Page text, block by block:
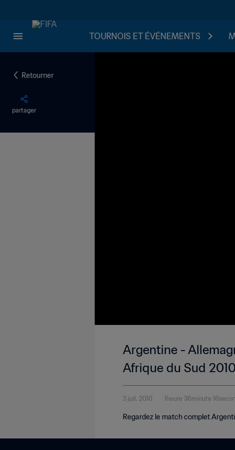
TOURNOIS ET ÉVÉNEMENTS
Retourner
partager
Argentine -
Afrique du Sud
3 juil. 2010 1heure 36minute
Regardez le match complet